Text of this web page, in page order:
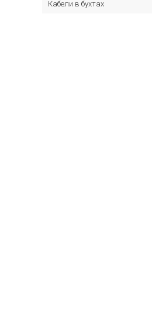
Кабели в бухтах